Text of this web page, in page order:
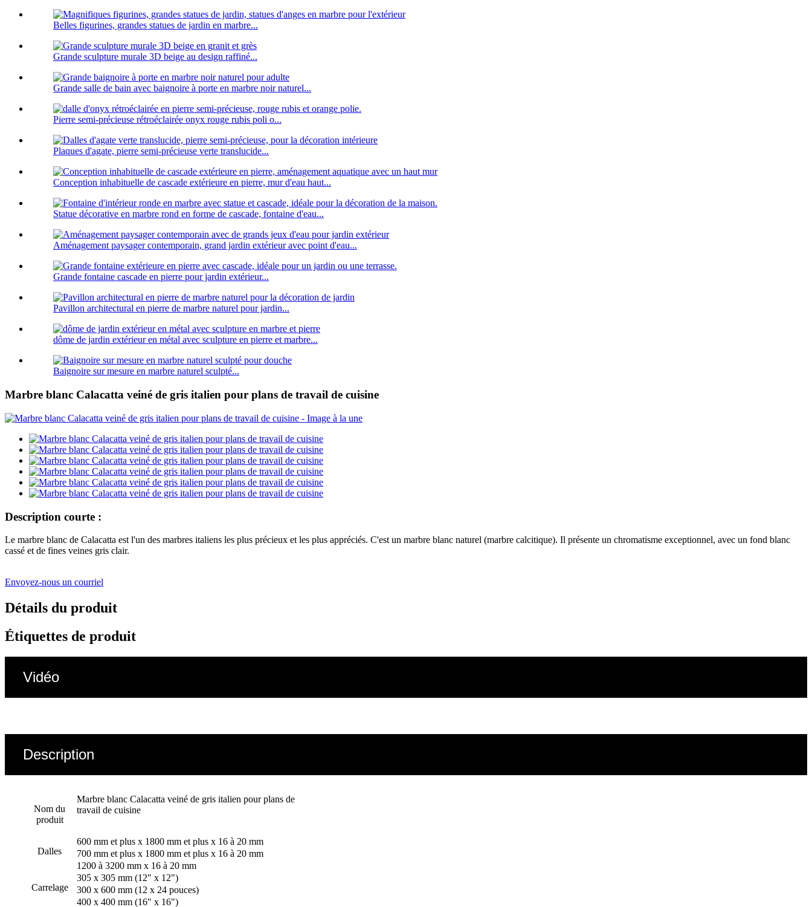
Belles figurines, grandes statues de jardin en marbre...
Grande sculpture murale 3D beige au design raffiné...
Grande salle de bain avec baignoire à porte en marbre noir naturel...
Pierre semi-précieuse rétroéclairée onyx rouge rubis poli o...
Plaques d'agate, pierre semi-précieuse verte translucide...
Conception inhabituelle de cascade extérieure en pierre, mur d'eau haut...
Statue décorative en marbre rond en forme de cascade, fontaine d'eau...
Aménagement paysager contemporain, grand jardin extérieur avec point d'eau...
Grande fontaine cascade en pierre pour jardin extérieur...
Pavillon architectural en pierre de marbre naturel pour jardin...
dôme de jardin extérieur en métal avec sculpture en pierre et marbre...
Baignoire sur mesure en marbre naturel sculpté...
Marbre blanc Calacatta veiné de gris italien pour plans de travail de cuisine
Description courte :
Le marbre blanc de Calacatta est l'un des marbres italiens les plus précieux et les plus appréciés. C'est un marbre blanc naturel (marbre calcitique). Il présente un chromatisme exceptionnel, avec un fond blanc
cassé et de fines veines gris clair.
Envoyez-nous un courriel
Détails du produit
Étiquettes de produit
Vidéo
Description
Nom du
produit
Marbre blanc Calacatta veiné de gris italien pour plans de
travail de cuisine
Dalles
600 mm et plus x 1800 mm et plus x 16 à 20 mm
700 mm et plus x 1800 mm et plus x 16 à 20 mm
1200 à 3200 mm x 16 à 20 mm
Carrelage
305 x 305 mm (12" x 12")
300 x 600 mm (12 x 24 pouces)
400 x 400 mm (16" x 16")